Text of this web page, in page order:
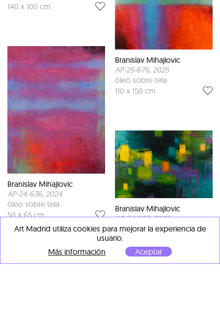
140 x 100 cm
Branislav Mihajlovic
AP-24-636, 2024
óleo sobre tela
50 x 65 cm
Branislav Mihajlovic
AP-25-676, 2025
óleo sobre tela
110 x 150 cm
Branislav Mihajlovic
AP-24-689, 2025
óleo sobre tela
70 x 100 cm
Art Madrid utiliza cookies para mejorar la experiencia de
usuario.
Más información
Aceptar